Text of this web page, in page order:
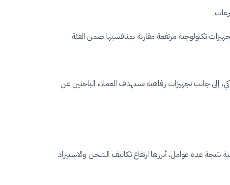
تكنولوجية مرتفعة مقارنة بمنافسيها ضمن الفئة
إلى جانب تجهيزات رفاهية تستهدف العملاء الباحثين عن
شهدت عشرات الطرازات ارتفاعات متتالية نتيجة عدة عوامل، أبرزها ارتفاع تكاليف الشحن والاستيراد